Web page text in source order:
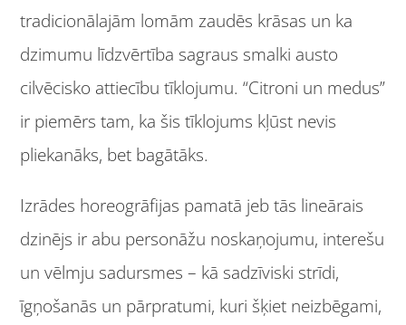
tradicionālajām lomām zaudēs krāsas un ka
dzimumu līdzvērtība sagraus smalki austo
cilvēcisko attiecību tīklojumu. “Citroni un medus”
ir piemērs tam, ka šis tīklojums kļūst nevis
pliekanāks, bet bagātāks.
Izrādes horeogrāfijas pamatā jeb tās lineārais
dzinējs ir abu personāžu noskaņojumu, interešu
un vēlmju sadursmes – kā sadzīviski strīdi,
īgņošanās un pārpratumi, kuri šķiet neizbēgami,